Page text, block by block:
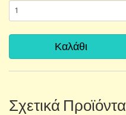
Καλάθι
Σχετικά Προϊόντα